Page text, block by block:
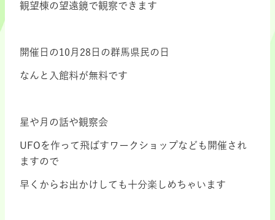
観望棟の望遠鏡で観察できます
開催日の10月28日の群馬県民の日
なんと入館料が無料です
星や月の話や観察会
UFOを作って飛ばすワークショップなども開催され
ますので
早くからお出かけしても十分楽しめちゃいます